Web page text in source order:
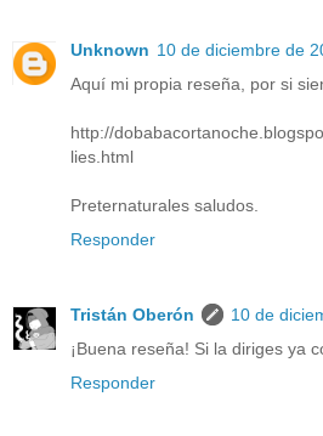
Unknown 10 de diciembre de
Aquí mi propia reseña, por si
http://
lies.html
Preternaturales saludos.
Responder
Tristán Oberón
10 de
¡Buena reseña! Si la diriges ya
Responder